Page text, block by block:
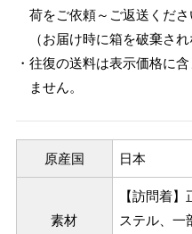
荷をご依頼～ご返送くださ
（お届け時に箱を破棄さ
・往復の送料は表示価格に
ません。
原産国 日本
素材
【訪問着
ステル、一